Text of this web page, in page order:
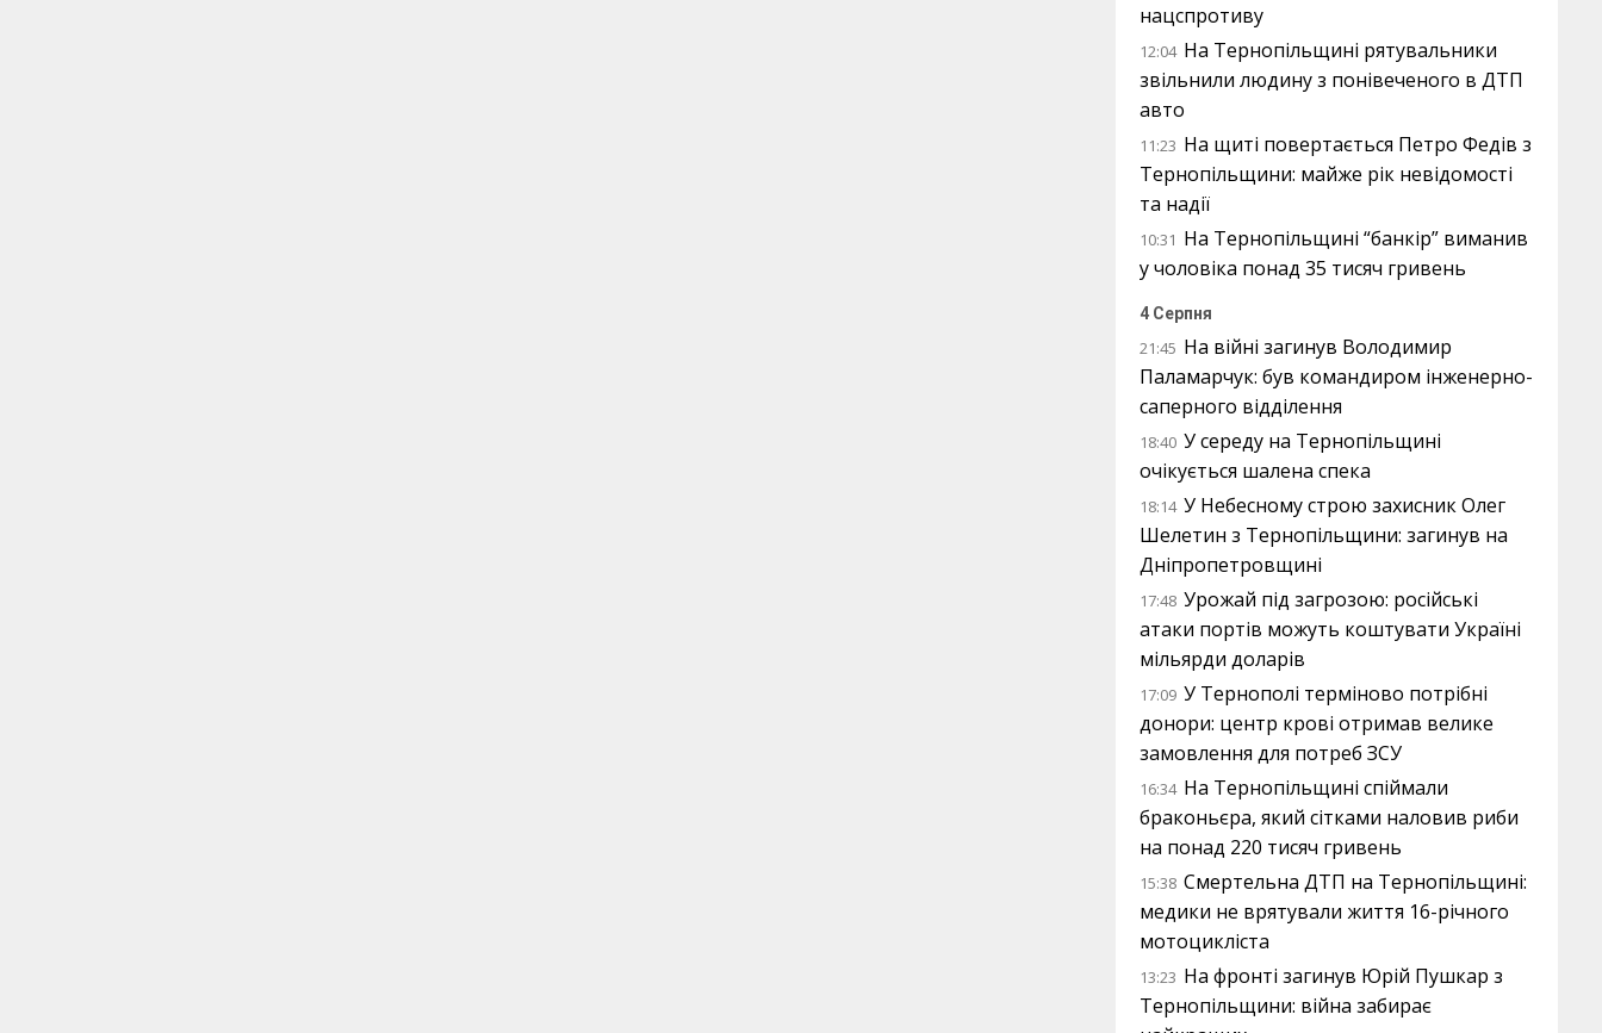
нацспротиву
12:04 На Тернопільщині рятувальники
звільнили людину з понівеченого в ДТП
авто
11:23 На щиті повертається Петро Федів з
Тернопільщини: майже рік невідомості
та надії
10:31 На Тернопільщині “банкір” виманив
у чоловіка понад 35 тисяч гривень
4 Серпня
21:45 На війні загинув Володимир
Паламарчук: був командиром інженерно-
саперного відділення
18:40 У середу на Тернопільщині
очікується шалена спека
18:14 У Небесному строю захисник Олег
Шелетин з Тернопільщини: загинув на
Дніпропетровщині
17:48 Урожай під загрозою: російські
атаки портів можуть коштувати Україні
мільярди доларів
17:09 У Тернополі терміново потрібні
донори: центр крові отримав велике
замовлення для потреб ЗСУ
16:34 На Тернопільщині спіймали
браконьєра, який сітками наловив риби
на понад 220 тисяч гривень
15:38 Смертельна ДТП на Тернопільщині:
медики не врятували життя 16-річного
мотоцикліста
13:23 На фронті загинув Юрій Пушкар з
Тернопільщини: війна забирає